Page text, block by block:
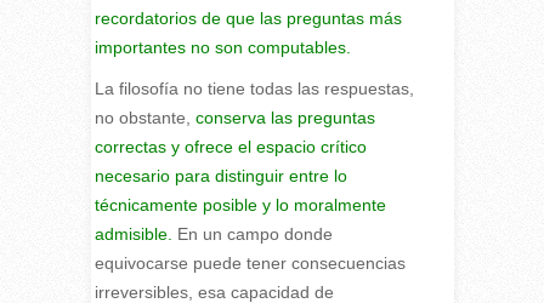
recordatorios de que las preguntas más
importantes no son computables.
La filosofía no tiene todas las respuestas,
no obstante, conserva las preguntas
correctas y ofrece el espacio crítico
necesario para distinguir entre lo
técnicamente posible y lo moralmente
admisible. En un campo donde
equivocarse puede tener consecuencias
irreversibles, esa capacidad de